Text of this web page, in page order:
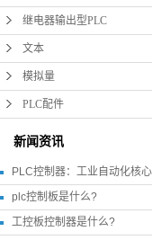
继电器输出型PLC
文本
模拟量
PLC配件
新闻资讯
PLC控制器：工业自动化核
plc控制板是什么?
工控板控制器是什么?